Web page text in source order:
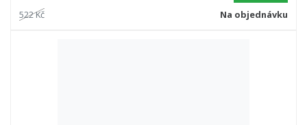
522 Kč Na objednávku